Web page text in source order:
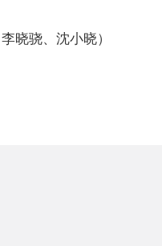
晓骁、沈小晓）